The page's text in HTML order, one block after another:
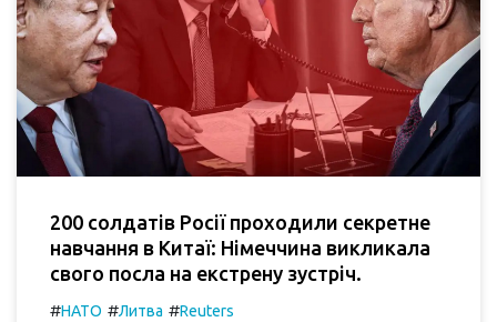
200 солдатів Росії проходили секретне
навчання в Китаї: Німеччина викликала
свого посла на екстрену зустріч.
#НАТО #Литва #Reuters